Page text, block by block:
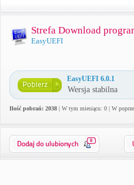
Strefa Download
EasyUEFI
EasyUEFI 6.0.1
Wersja stabilna
Ilość pobrań: 2038 | W tym miesiącu: 0 | W
0